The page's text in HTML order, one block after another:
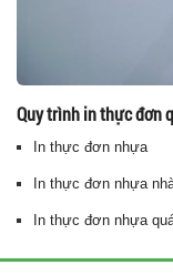
Quy trình in thực đơn
In thực đơn nhựa
In thực đơn nhựa
In thực đơn nhựa